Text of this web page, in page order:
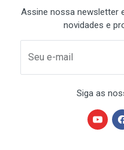
Slots de Expansão
Armazenamento/
Assine nossa newsletter
novidades e
Seu e-mail
Siga as